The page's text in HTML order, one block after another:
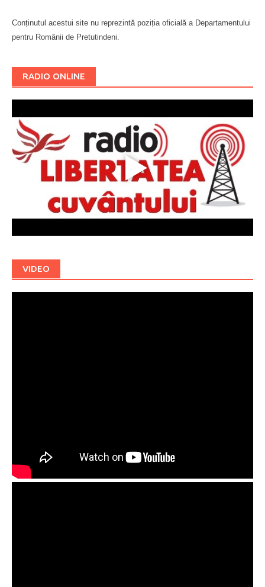
Conținutul acestui site nu reprezintă poziția oficială a Departamentului
pentru Românii de Pretutindeni.
RADIO ONLINE
VIDEO